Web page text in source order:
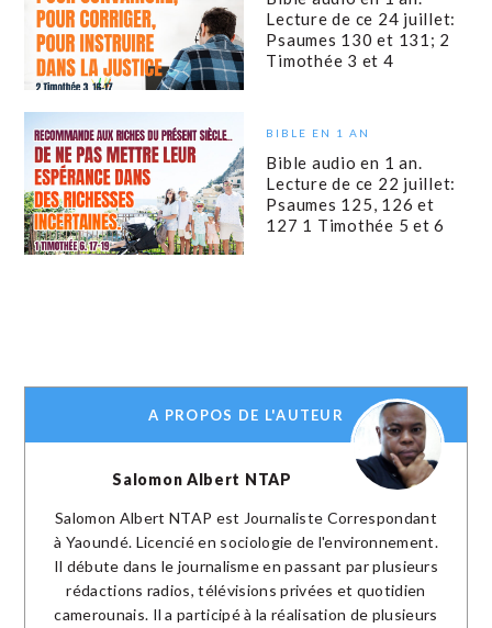
Lecture de ce 24 juillet:
Psaumes 130 et 131; 2
Timothée 3 et 4
BIBLE EN 1 AN
Bible audio en 1 an.
Lecture de ce 22 juillet:
Psaumes 125, 126 et
127 1 Timothée 5 et 6
A PROPOS DE L'AUTEUR
Salomon Albert NTAP
Salomon Albert NTAP est Journaliste Correspondant
à Yaoundé. Licencié en sociologie de l'environnement.
Il débute dans le journalisme en passant par plusieurs
rédactions radios, télévisions privées et quotidien
camerounais. Il a participé à la réalisation de plusieurs